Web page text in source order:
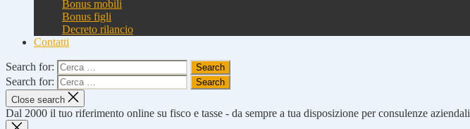
Bonus mobili
Bonus figli
Decreto rilancio
Contatti
Search for:
Search for:
Close search
Dal 2000 il tuo riferimento online su fisco e tasse - da sempre a tua disposizione per consulenze aziendali